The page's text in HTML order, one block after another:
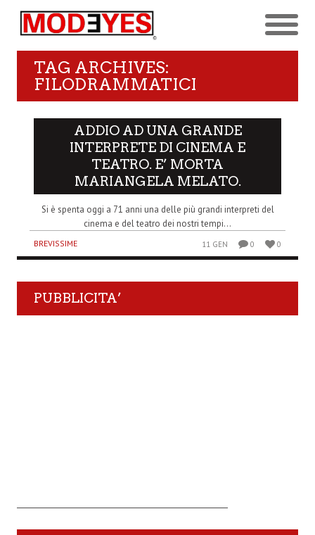
TAG ARCHIVES:
FILODRAMMATICI
ADDIO AD UNA GRANDE
INTERPRETE DI CINEMA E
TEATRO. E’ MORTA
MARIANGELA MELATO.
Si è spenta oggi a 71 anni una delle più grandi interpreti del
cinema e del teatro dei nostri tempi...
BREVISSIME 11 GEN 0 0
PUBBLICITA’